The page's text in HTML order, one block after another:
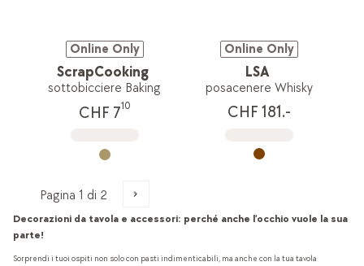
Online Only
ScrapCooking
sottobicciere Baking
CHF 710
Online Only
LSA
posacenere Whisky
CHF 181.-
Decorazioni da tavola e accessori: perché anche l’occhio vuole la sua
parte!
Sorprendi i tuoi ospiti non solo con pasti indimenticabili, ma anche con la tua tavola